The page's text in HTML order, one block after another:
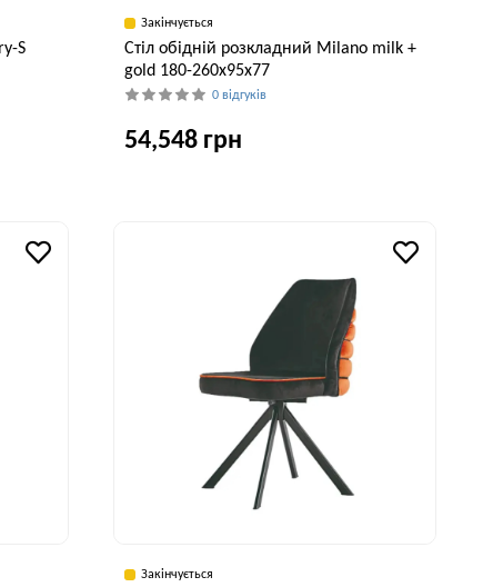
S
76 см
Закінчується
Стіл обідній розкладний Milano milk +
gold 180-260x95x77
0 відгуків
54,548 грн
77 см
Закінчується